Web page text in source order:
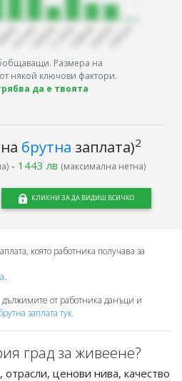
Размера на
от някой ключови фактори.
да е твоята
брутна заплата)2
- 1443 лв (максимална нетна)
КЛИКНИ ЗА ДА ВИДИШ ВСИЧКО
която работника получава за
.
от работника данъци и
заплата тук.
град за живеене?
ценови нива, качество